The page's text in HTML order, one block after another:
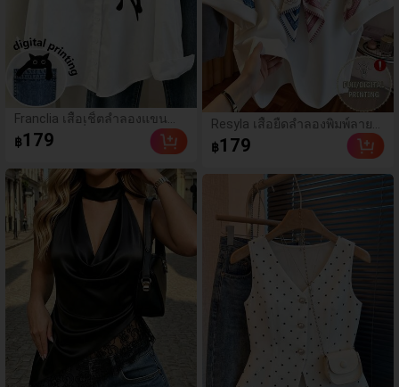
Franclia เสื้อเชิ้ตลำลองแขน
ยาวกระดุมเดี่ยวลายการ์ตูนแมว
สำหรับผู้หญิง
฿179
Resyla เสื้อยืดลำลองพิมพ์ลาย
ปักลูกปัดรูปโบว์ขนาดใหญ่
สำหรับผู้หญิง
฿179